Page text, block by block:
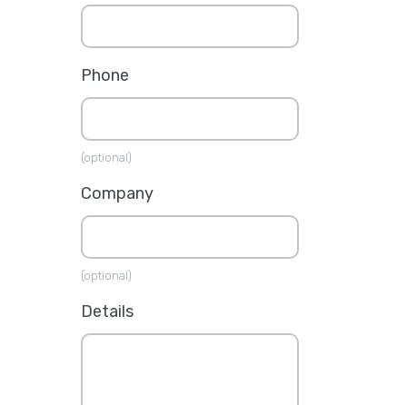
Phone
(optional)
Company
(optional)
Details